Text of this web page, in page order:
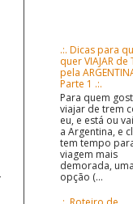
.:. Dicas para
quer VIAJAR de
pela
Parte 1 .:.
Para quem
viajar de trem
eu, e está ou
a Argentina, e
tem tempo
viagem mais
demorada,
opção (...